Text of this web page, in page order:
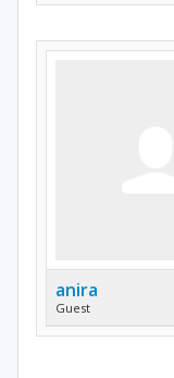
anira
Guest